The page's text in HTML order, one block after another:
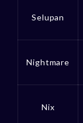
Selupan
Nightmare
Nix